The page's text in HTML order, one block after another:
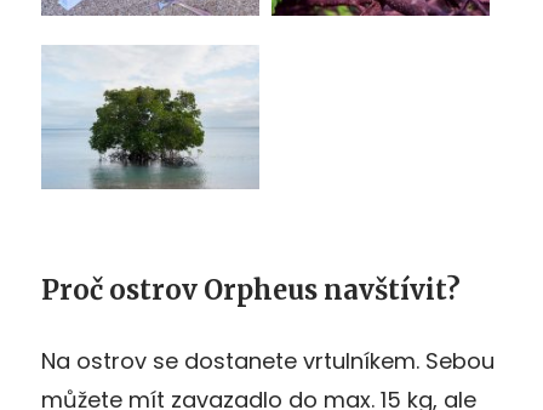
Proč ostrov Orpheus navštívit?
Na ostrov se dostanete vrtulníkem. Sebou
můžete mít zavazadlo do max. 15 kg, ale